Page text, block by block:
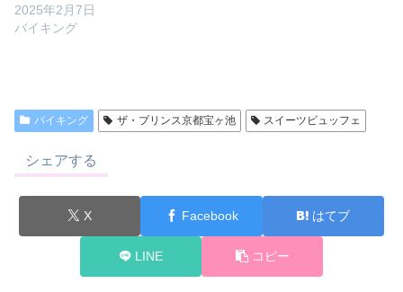
2025年2月7日
バイキング
バイキング ザ・プリンス京都宝ヶ池 スイーツビュッフェ
シェアする
X Facebook はてブ
LINE コピー